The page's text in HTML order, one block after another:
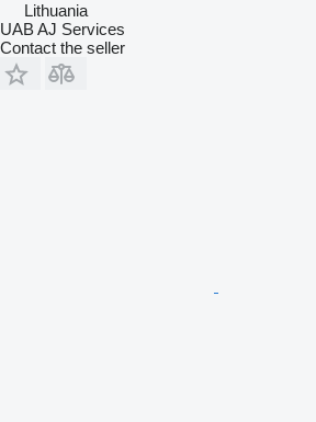
Lithuania
UAB AJ Services
Contact the seller